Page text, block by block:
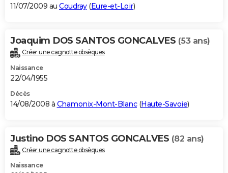
11/07/2009 au Coudray(Eure-et-Loir)
Joaquim DOS SANTOS GONCALVES (53 ans)
Créer une cagnotte obsèques
Naissance
22/04/1955
Décès
14/08/2008 à Chamonix-Mont-Blanc(Haute-Savoie)
Justino DOS SANTOS GONCALVES (82 ans)
Créer une cagnotte obsèques
Naissance